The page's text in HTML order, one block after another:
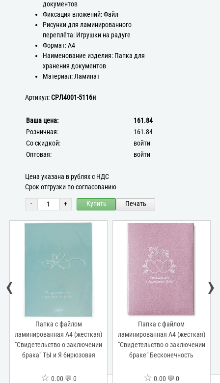
документов
Фиксация вложений: Файл
Рисунки для ламинированного
переплёта: Игрушки на радуге
Формат: А4
Наименование изделия: Папка для
хранения документов
Материал: Ламинат
Артикул:СРЛ4001-5116н
Ваша цена:
161.84
Розничная:
161.84
Со скидкой:
войти
Оптовая:
войти
Цена указана в рублях с НДС
Срок отгрузки по согласованию
- + Купить Печать
Папка с файлом
ламинированная А4 (жесткая)
"Свидетельство о заключении
брака" ТЫ и Я бирюзовая
☆ 0.00 💬 0
Папка с файлом
ламинированная А4 (жесткая)
"Свидетельство о заключении
браке" Бесконечность
☆ 0.00 💬 0
‹ ›